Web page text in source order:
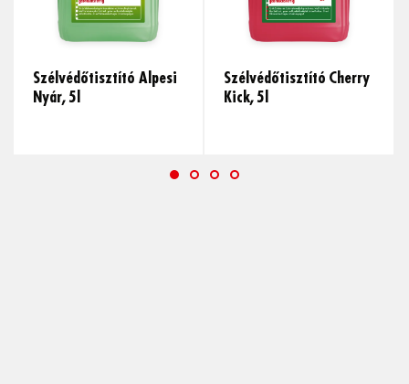
Szélvédőtisztító Alpesi
Nyár, 5l
Szélvédőtisztító Cherry
Kick, 5l